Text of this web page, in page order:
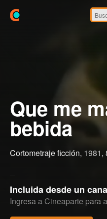
Que me
bebida
Cortometraje ficción, 1981,
Incluida desde un
Ingresa a Cineaparte para